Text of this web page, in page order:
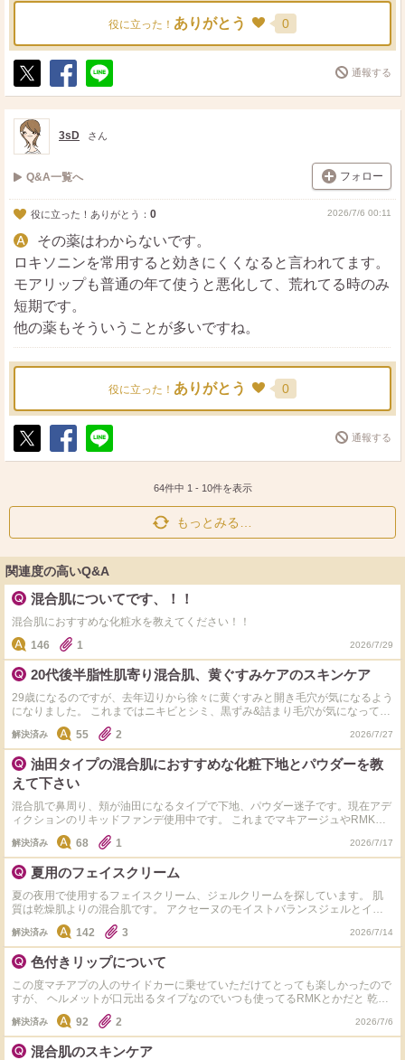
役に立った！ ありがとう 0
ポ
ス
ト
シ
ェ
送
る
通報する
3sD さん
Q&A一覧へ フォロー
役に立った！ありがとう： 0 2026/7/6 00:11
その薬はわからないです。
ロキソニンを常用すると効きにくくなると言われてます。
モアリップも普通の年て使うと悪化して、荒れてる時のみ
短期です。
他の薬もそういうことが多いですね。
役に立った！ ありがとう 0
ポ
シ
送
通報する
64件中 1 - 10件を表示
もっとみる…
関連度の高いQ&A
混合肌についてです、！！
混合肌におすすめな化粧水を教えてください！！
146
1 2026/7/29
20代後半脂性肌寄り混合肌、黄ぐすみケアのスキンケア
29歳になるのですが、去年辺りから徐々に黄ぐすみと開き毛穴が気になるよう
になりました。 これまではニキビとシミ、黒ずみ&詰まり毛穴が気になってい
たためビタミン系主体のスキンケアでしたが、合わないと感じ始めスキンケア
一式見直そうと思っています。 アヌアのアゼライン酸は以前使用したのです
が肌に合いませんでした。 アゼライン酸を取り入れつつ、プチプラ～4000円
くらい(一式ではなく単品)で購入出来る化粧水等を探しているのですが、結局
何が良いか分からずなのでおすすめのアイテムや組み合わせを教えていただき
たいです。
解決済み 55 2 2026/7/27
油田タイプの混合肌におすすめな化粧下地とパウダーを教
えて下さい
混合肌で鼻周り、頬が油田になるタイプで下地、パウダー迷子です。現在アデ
ィクションのリキッドファンデ使用中です。 これまでマキアージュやRMK、
クレド、ポルジョ、アディクションの混合肌向けの下地を使用しましたが、時
間が経つと脂浮きして水溜まりのようになってしまいます。 上記のような状
態になるのと元々ツヤ肌嫌いなので色々試してはいるのですがイマイチ合わ
ず。 シャカシャカ振るタイプの下地は特に脂浮きしてしまいます。 同じよう
な方で使ってみて良かった下地やパウダーがあれば教えて下さい。 Diorやジバ
ンシイのフローラル系の香りが苦手なため、出来れば匂いが控えめなのがあれ
ば有難いです。
解決済み 68 1 2026/7/17
夏用のフェイスクリーム
夏の夜用で使用するフェイスクリーム、ジェルクリームを探しています。 肌
質は乾燥肌よりの混合肌です。 アクセーヌのモイストバランスジェルとイプ
サのバリアセラム、キュレルの潤浸保湿フェイスクリーム三つに絞ったのです
が、どれがおすすめでしょうか。 実に使われたことのある方にお答えいただ
けると嬉しいです！ また、この三つ以外にもおすすめの夏用クリームがあれ
ば教えてください。 1万円以内だと嬉しいです。 その際はブランド名と商品名
を記載いただきたいです。 よろしくお願いします。
解決済み 142 3 2026/7/14
色付きリップについて
この度マチアプの人のサイドカーに乗せていただけてとっても楽しかったので
すが、 ヘルメットが口元出るタイプなのでいつも使ってるRMKとかだと 乾燥
が気になってしまって 保湿リップで色付きのものが欲しいのですがどれがお
すすめでしょうか？ イエベ秋です ランコムの保湿リップも気にはなるのです
がリップやティントはたくさんあるのでためらっていて
解決済み 92 2 2026/7/6
混合肌のスキンケア